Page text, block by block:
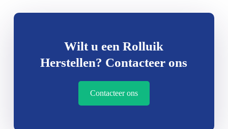
Wilt u een Rolluik
Herstellen? Contacteer ons
Contacteer ons